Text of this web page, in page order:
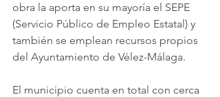
obra la aporta en su mayoría el SEPE
(Servicio Público de Empleo Estatal) y
también se emplean recursos propios
del Ayuntamiento de Vélez-Málaga.
El municipio cuenta en total con cerca